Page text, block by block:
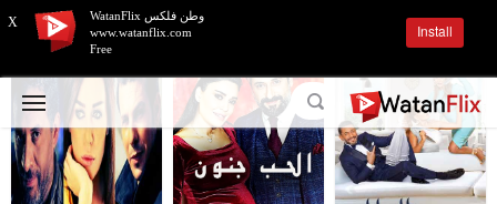
X
وطن فلكس WatanFlix
www.watanflix.com
Free
Install